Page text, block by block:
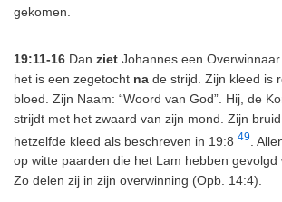
gekomen.
19:11-16 Dan ziet Johannes een
het is een zegetocht na de strijd. Zijn kleed is
bloed. Zijn Naam: “Woord van God”. Hij, de
strijdt met het zwaard van zijn mond. Zijn
hetzelfde kleed als beschreven in 19:8 49 .
op witte paarden die het Lam hebben gevolgd
Zo delen zij in zijn overwinning (Opb. 14:4).